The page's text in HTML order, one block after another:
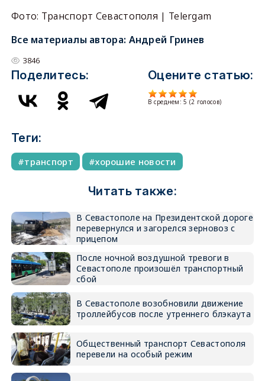
Фото: Транспорт Севастополя | Telergam
Все материалы автора: Андрей Гринев
3846
Поделитесь: Оцените статью:
В среднем:5 (2 голосов)
Теги:
транспорт хорошие новости
Читать также:
В Севастополе на Президентской дороге
перевернулся и загорелся зерновоз с
прицепом
После ночной воздушной тревоги в
Севастополе произошёл транспортный
сбой
В Севастополе возобновили движение
троллейбусов после утреннего блэкаута
Общественный транспорт Севастополя
перевели на особый режим